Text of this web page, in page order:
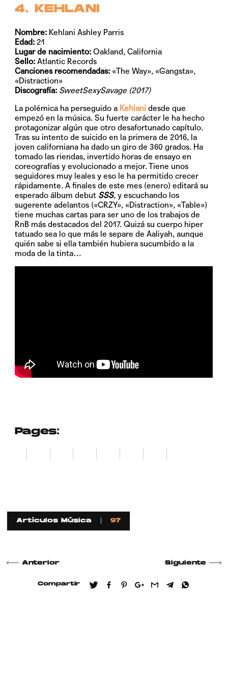
4. KEHLANI
Nombre: Kehlani Ashley Parris
Edad: 21
Lugar de nacimiento:Oakland, California
Sello:Atlantic Records
Canciones recomendadas: «The Way», «Gangsta»,
«Distraction»
Discografía: SweetSexySavage (2017)
La polémica ha perseguido a Kehlani desde que
empezó en la música. Su fuerte carácter le ha hecho
protagonizar algún que otro desafortunado capítulo.
Tras su intento de suicido en la primera de 2016, la
joven californiana ha dado un giro de 360 grados. Ha
tomado las riendas, invertido horas de ensayo en
coreografías y evolucionado a mejor. Tiene unos
seguidores muy leales y eso le ha permitido crecer
rápidamente. A finales de este mes (enero) editará su
esperado álbum debut SSS, y escuchando los
sugerente adelantos («CRZY», «Distraction», «Table»)
tiene muchas cartas para ser uno de los trabajos de
RnB más destacados del 2017. Quizá su cuerpo hiper
tatuado sea lo que más le separe de Aaliyah, aunque
quién sabe si ella también hubiera sucumbido a la
moda de la tinta…
Pages:
Artículos Música 97
Anterior Siguiente
Compartir